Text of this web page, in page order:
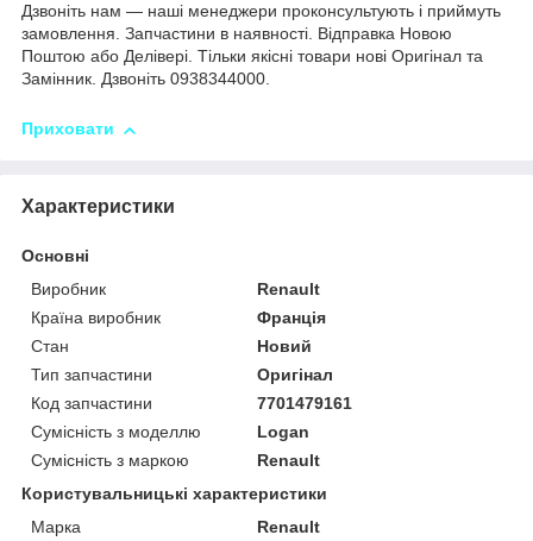
Дзвоніть нам — наші менеджери проконсультують і приймуть
замовлення. Запчастини в наявності. Відправка Новою
Поштою або Делівері. Тільки якісні товари нові Оригінал та
Замінник. Дзвоніть 0938344000.
Приховати
Характеристики
Основні
Виробник
Renault
Країна виробник
Франція
Стан
Новий
Тип запчастини
Оригінал
Код запчастини
7701479161
Сумісність з моделлю
Logan
Сумісність з маркою
Renault
Користувальницькі характеристики
Марка
Renault